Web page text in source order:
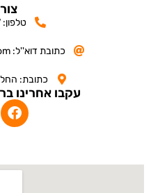
טלפון: 077-5581767
כתובת דוא''ל: kelevkilvavi@gmail.com
כתובת: החלמונית 22,
עקבו אחרינו